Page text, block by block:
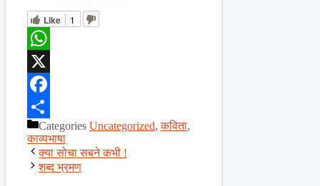
Like 1
WhatsApp
X
Facebook
ShareCategories Uncategorized,कविता,
काव्यभाषा
क्या सोचा सबने कभी !
शब्द भ्रमण